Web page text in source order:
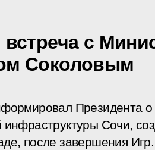
встреча с
Соколовым
Президента о
инфраструктуры Сочи,
после завершения Игр.